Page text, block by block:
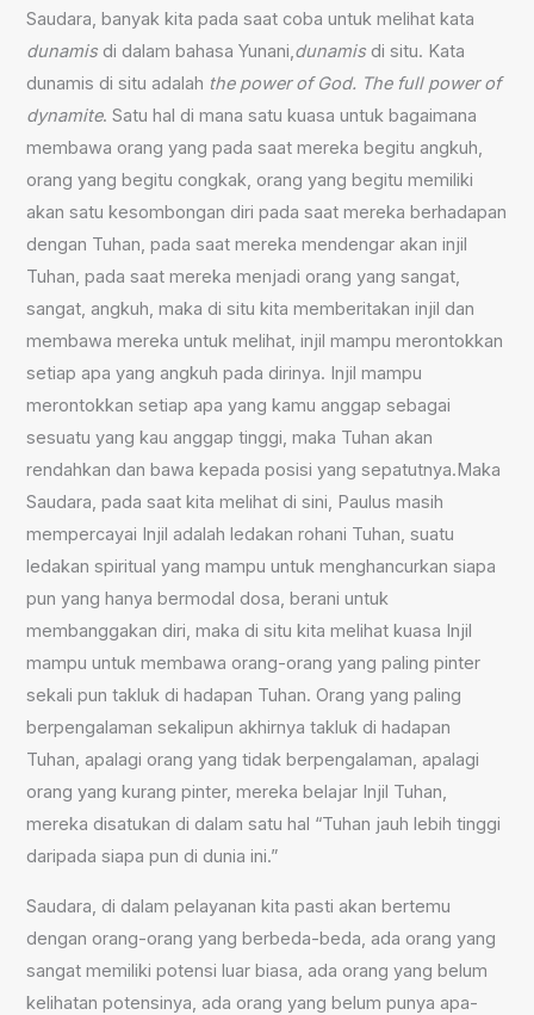
Saudara, banyak kita pada saat coba untuk melihat kata
dunamisdi dalam bahasa Yunani,dunamisdi situ. Kata
dunamis di situ adalah the power of God. The full power of
dynamite. Satu hal di mana satu kuasa untuk bagaimana
membawa orang yang pada saat mereka begitu angkuh,
orang yang begitu congkak, orang yang begitu memiliki
akan satu kesombongan diri pada saat mereka berhadapan
dengan Tuhan, pada saat mereka mendengar akan injil
Tuhan, pada saat mereka menjadi orang yang sangat,
sangat, angkuh, maka di situ kita memberitakan injil dan
membawa mereka untuk melihat, injil mampu merontokkan
setiap apa yang angkuh pada dirinya. Injil mampu
merontokkan setiap apa yang kamu anggap sebagai
sesuatu yang kau anggap tinggi, maka Tuhan akan
rendahkan dan bawa kepada posisi yang sepatutnya.Maka
Saudara, pada saat kita melihat di sini, Paulus masih
mempercayai Injil adalah ledakan rohani Tuhan, suatu
ledakan spiritual yang mampu untuk menghancurkan siapa
pun yang hanya bermodal dosa, berani untuk
membanggakan diri, maka di situ kita melihat kuasa Injil
mampu untuk membawa orang-orang yang paling pinter
sekali pun takluk di hadapan Tuhan. Orang yang paling
berpengalaman sekalipun akhirnya takluk di hadapan
Tuhan, apalagi orang yang tidak berpengalaman, apalagi
orang yang kurang pinter, mereka belajar Injil Tuhan,
mereka disatukan di dalam satu hal “Tuhan jauh lebih tinggi
daripada siapa pun di dunia ini.”
Saudara, di dalam pelayanan kita pasti akan bertemu
dengan orang-orang yang berbeda-beda, ada orang yang
sangat memiliki potensi luar biasa, ada orang yang belum
kelihatan potensinya, ada orang yang belum punya apa-